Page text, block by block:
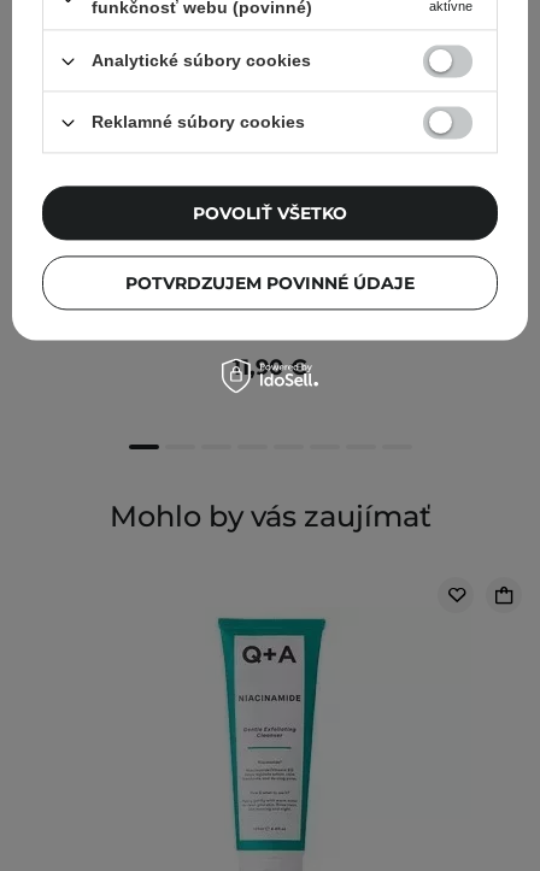
ODPORÚČANÉ KOZMETOLÓGMI
Lynia - Gélové tonikum s 5% kyselinou mandľovou a 4%
glukonolaktónom - 100ml
11,90 €
Mohlo by vás zaujímať
funkčnosť webu (povinné) aktívne
Analytické súbory cookies
Reklamné súbory cookies
POTVRDZUJEM POVINNÉ ÚDAJE
POVOLIŤ VŠETKO